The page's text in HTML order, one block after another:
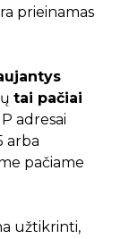
prieinamas
tai pačiai
adresai
arba
pačiame
užtikrinti,